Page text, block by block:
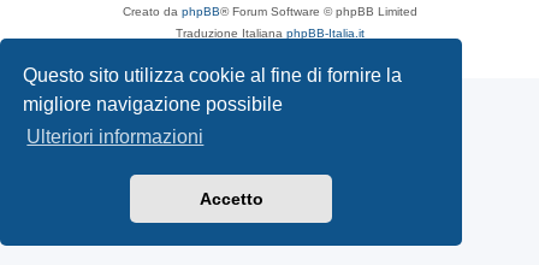
Questo sito utilizza cookie al fine di fornire la
migliore navigazione possibile
Ulteriori informazioni
Accetto
Creato da phpBB® Forum Software © phpBB Limited
Traduzione Italiana phpBB-Italia.it